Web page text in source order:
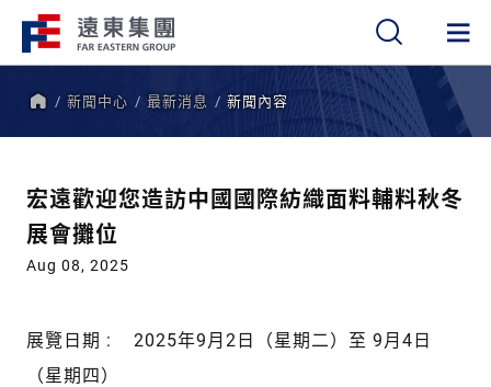
新聞中心 最新消息 新聞內容
宏遠歡迎您造訪中國國際紡織面料輔料秋冬
展會攤位
Aug 08, 2025
展覽日期 : 2025年9月2日（星期二）至 9月4日
（星期四）